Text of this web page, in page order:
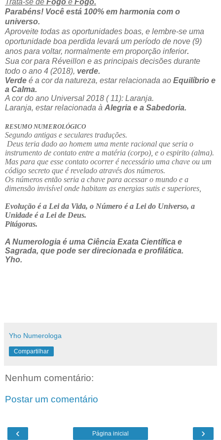
Parabéns! Você está 100% em harmonia com o
universo.
Aproveite todas as oportunidades boas, e lembre-se uma
oportunidade boa perdida levará um período de nove (9)
anos para voltar, normalmente em proporção inferior.
Sua cor para Réveillon e as principais decisões durante
todo o ano 4 (2018), verde.
Verde é a cor da natureza, estar relacionada ao Equilíbrio e
a Calma.
A cor do ano Universal 2018 ( 11): Laranja.
Laranja, estar relacionada à Alegria e a Sabedoria.
RESUMO NUMEROLÓGICO
Segundo antigas e seculares traduções.
Deus teria dado ao homem uma mente racional que seria o
instrumento de contato entre a matéria (corpo), e o espirito (alma).
Mas para que esse contato ocorrer é necessário uma chave ou um
código secreto que é revelado através dos números.
Os números então seria a chave para acessar o mundo e a
dimensão invisível onde habitam as energias sutis e superiores,
Evolução é a Lei da Vida, o Número é a Lei do Universo, a
Unidade é a Lei de Deus.
Pitágoras.
A Numerologia é uma Ciência Exata Científica e
Sagrada, que pode ser direcionada e profilática.
Yho.
Yho Numerologa
Compartilhar
Nenhum comentário:
Postar um comentário
‹ ›
Página inicial